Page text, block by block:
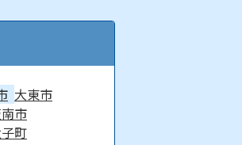
大東市
市
町